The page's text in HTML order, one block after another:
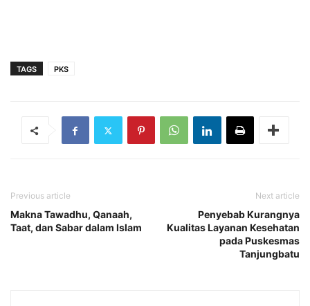
TAGS PKS
Previous article
Makna Tawadhu, Qanaah,
Taat, dan Sabar dalam Islam
Next article
Penyebab Kurangnya
Kualitas Layanan Kesehatan
pada Puskesmas
Tanjungbatu